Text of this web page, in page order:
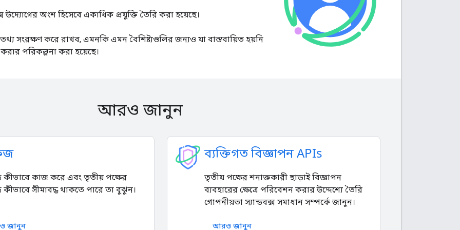
উদ্যোগের অংশ হিসেবে একাধিক প্রযুক্তি তৈরি করা হয়েছে।
সংরক্ষণ করে রাখব, এমনকি এমন বৈশিষ্ট্যগুলির জন্যও যা বাস্তবায়িত হয়নি
করার পরিকল্পনা করা হয়েছে।
আরও জানুন
কাজ করে এবং তৃতীয় পক্ষের
সীমাবদ্ধ থাকতে পারে তা বুঝুন।
জানুন
ব্যক্তিগত বিজ্ঞাপন APIs
তৃতীয় পক্ষের শনাক্তকারী ছাড়াই বিজ্ঞাপন
ব্যবহারের ক্ষেত্রে পরিবেশন করার উদ্দেশ্যে তৈরি
গোপনীয়তা স্যান্ডবক্স সমাধান সম্পর্কে জানুন।
আরও জানুন